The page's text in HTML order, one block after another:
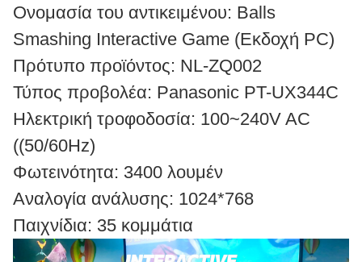
Ονομασία του αντικειμένου: Balls
Smashing Interactive Game (Εκδοχή PC)
Πρότυπο προϊόντος: NL-ZQ002
Τύπος προβολέα: Panasonic PT-UX344C
Ηλεκτρική τροφοδοσία: 100~240V AC
((50/60Hz)
Φωτεινότητα: 3400 λουμέν
Αναλογία ανάλυσης: 1024*768
Παιχνίδια: 35 κομμάτια